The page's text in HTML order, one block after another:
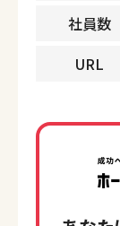
社員数
URL